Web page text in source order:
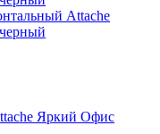
Attache